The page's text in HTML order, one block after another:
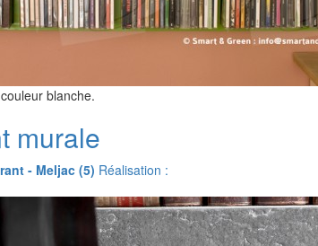
blanche.
murale
- Meljac (5) Réalisation :